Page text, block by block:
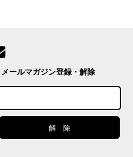
メールマガジン登録・解除